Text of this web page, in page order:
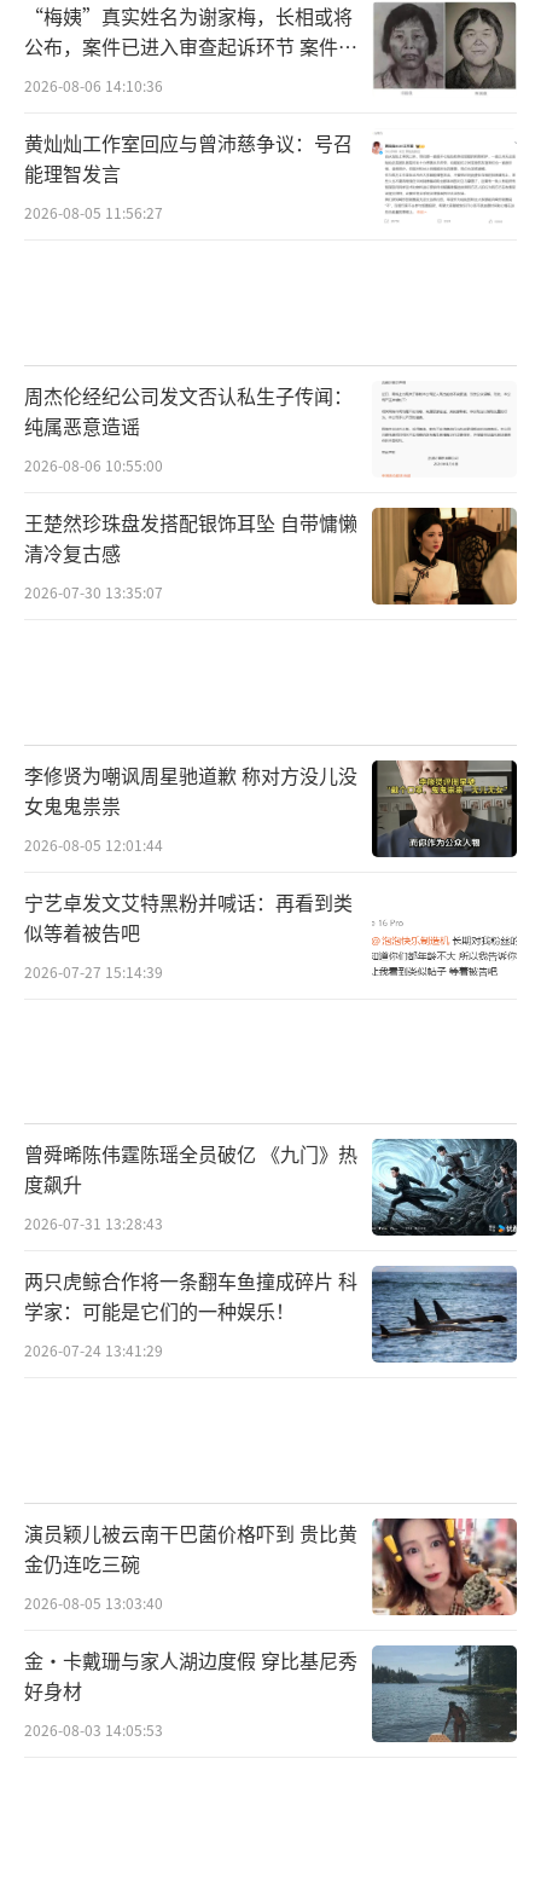
“梅姨”真实姓名为谢家梅，长相或将
公布，案件已进入审查起诉环节 案件迎
来新进展
2026-08-06 14:10:36
黄灿灿工作室回应与曾沛慈争议：号召
能理智发言
2026-08-05 11:56:27
周杰伦经纪公司发文否认私生子传闻：
纯属恶意造谣
2026-08-06 10:55:00
王楚然珍珠盘发搭配银饰耳坠 自带慵懒
清冷复古感
2026-07-30 13:35:07
李修贤为嘲讽周星驰道歉 称对方没儿没
女鬼鬼祟祟
2026-08-05 12:01:44
宁艺卓发文艾特黑粉并喊话：再看到类
似等着被告吧
2026-07-27 15:14:39
曾舜晞陈伟霆陈瑶全员破亿 《九门》热
度飙升
2026-07-31 13:28:43
两只虎鲸合作将一条翻车鱼撞成碎片 科
学家：可能是它们的一种娱乐！
2026-07-24 13:41:29
演员颖儿被云南干巴菌价格吓到 贵比黄
金仍连吃三碗
2026-08-05 13:03:40
金·卡戴珊与家人湖边度假 穿比基尼秀
好身材
2026-08-03 14:05:53